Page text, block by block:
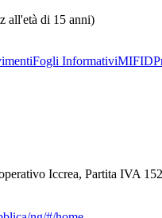
all'età di 15 anni)
Fogli InformativiMIFID
Iccrea, Partita IVA